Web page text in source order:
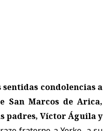
sentidas condolencias a
San Marcos de Arica,
padres, Víctor Águila y